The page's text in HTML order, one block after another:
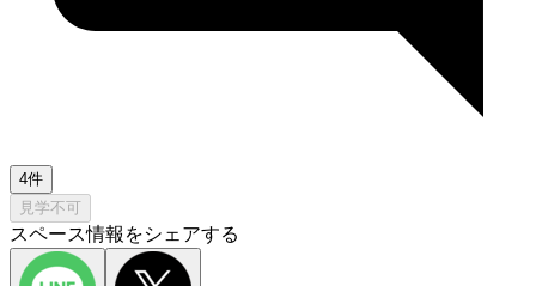
4件
見学不可
スペース情報をシェアする